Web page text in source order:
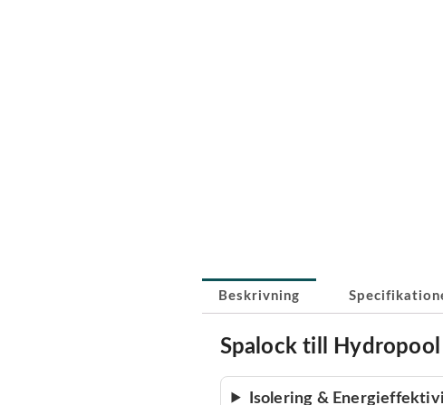
Beskrivning
Spalock till
Isolering &